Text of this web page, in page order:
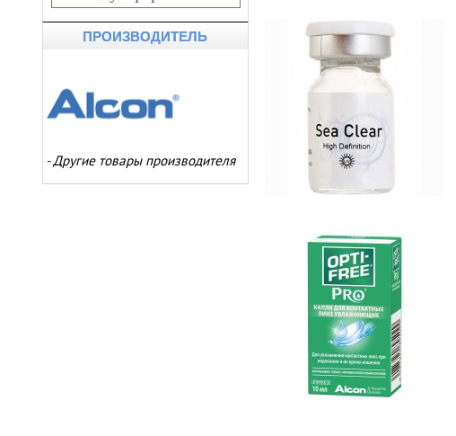
ПРОИЗВОДИТЕЛЬ
-Другие товары производителя